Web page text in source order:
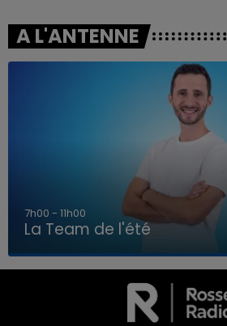
LA TEAM DE L'ÉTÉ
A L'ANTENNE
7h00 - 11h00
La Team de l'été